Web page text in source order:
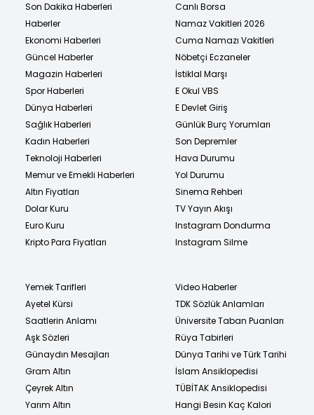
Son Dakika Haberleri
Haberler
Ekonomi Haberleri
Güncel Haberler
Magazin Haberleri
Spor Haberleri
Dünya Haberleri
Sağlık Haberleri
Kadın Haberleri
Teknoloji Haberleri
Memur ve Emekli Haberleri
Altın Fiyatları
Dolar Kuru
Euro Kuru
Kripto Para Fiyatları
Canlı Borsa
Namaz Vakitleri 2026
Cuma Namazı Vakitleri
Nöbetçi Eczaneler
İstiklal Marşı
E Okul VBS
E Devlet Giriş
Günlük Burç Yorumları
Son Depremler
Hava Durumu
Yol Durumu
Sinema Rehberi
TV Yayın Akışı
Instagram Dondurma
Instagram Silme
Yemek Tarifleri
Ayetel Kürsi
Saatlerin Anlamı
Aşk Sözleri
Günaydın Mesajları
Gram Altın
Çeyrek Altın
Yarım Altın
Video Haberler
TDK Sözlük Anlamları
Üniversite Taban Puanları
Rüya Tabirleri
Dünya Tarihi ve Türk Tarihi
İslam Ansiklopedisi
TÜBİTAK Ansiklopedisi
Hangi Besin Kaç Kalori